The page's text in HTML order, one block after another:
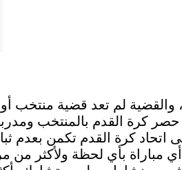
والقضية لم تعد قضية
حصر كرة القدم بالمنتخب
اتحاد كرة القدم تكمن بعدم
مباراة بأي لحظة ولأكثر من